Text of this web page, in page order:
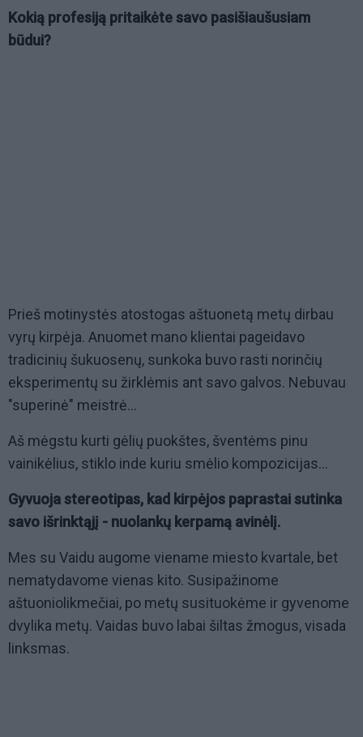
Kokią profesiją pritaikėte savo pasišiaušusiam
būdui?
Prieš motinystės atostogas aštuonetą metų dirbau
vyrų kirpėja. Anuomet mano klientai pageidavo
tradicinių šukuosenų, sunkoka buvo rasti norinčių
eksperimentų su žirklėmis ant savo galvos. Nebuvau
"superinė" meistrė...
Aš mėgstu kurti gėlių puokštes, šventėms pinu
vainikėlius, stiklo inde kuriu smėlio kompozicijas...
Gyvuoja stereotipas, kad kirpėjos paprastai sutinka
savo išrinktąjį - nuolankų kerpamą avinėlį.
Mes su Vaidu augome viename miesto kvartale, bet
nematydavome vienas kito. Susipažinome
aštuoniolikmečiai, po metų susituokėme ir gyvenome
dvylika metų. Vaidas buvo labai šiltas žmogus, visada
linksmas.